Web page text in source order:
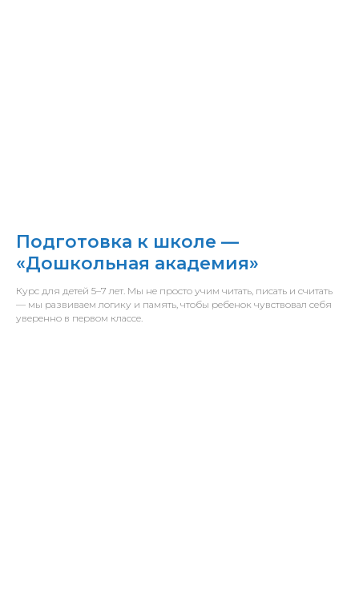
Подготовка к школе —
«Дошкольная академия»
Курс для детей 5–7 лет. Мы не просто учим читать, писать и считать
— мы развиваем логику и память, чтобы ребенок чувствовал себя
уверенно в первом классе.